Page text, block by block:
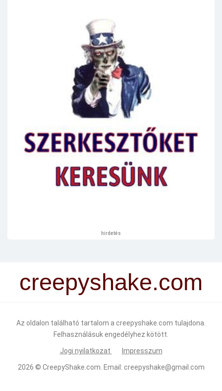
hirdetés
creepyshake.com
Az oldalon található tartalom a creepyshake.com tulajdona.
Felhasználásuk engedélyhez kötött.
Jogi nyilatkozat Impresszum
2026 © CreepyShake.com. Email: creepyshake@gmail.com